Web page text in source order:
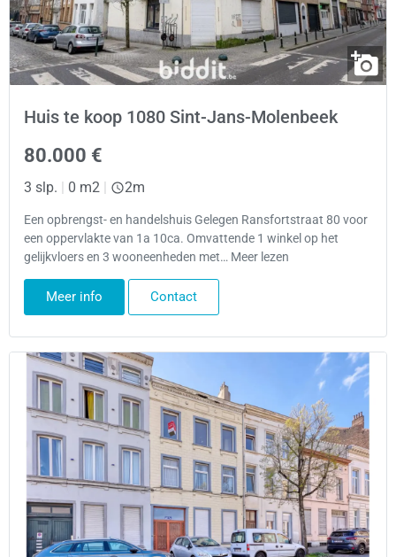
Huis te koop 1080 Sint-Jans-Molenbeek
80.000 €
3 slp. | 0 m2 | 2m
Een opbrengst- en handelshuis Gelegen Ransfortstraat 80 voor
een oppervlakte van 1a 10ca. Omvattende 1 winkel op het
gelijkvloers en 3 wooneenheden met… Meer lezen
Meer info Contact